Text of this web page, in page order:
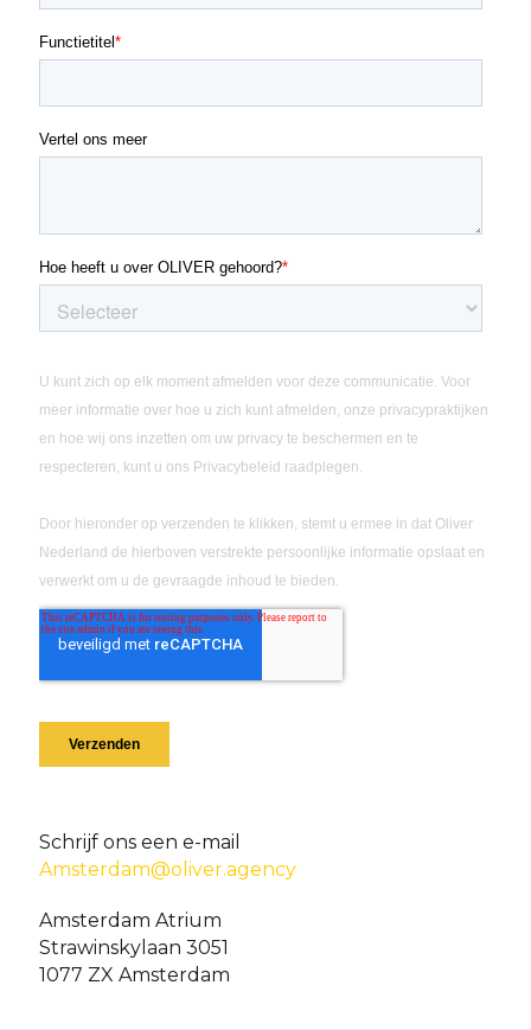
Schrijf ons een e-mail
Amsterdam@oliver.agency
Amsterdam Atrium
Strawinskylaan 3051
1077 ZX Amsterdam